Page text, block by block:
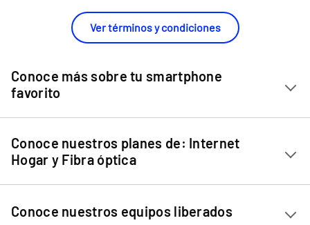
Ver términos y condiciones
Conoce más sobre tu smartphone
favorito
Chip Entel
Apple iPhone 11
Apple iPhone 12 Mini
Apple iPhone 13 Mini
Conoce nuestros planes de: Internet
Hogar y Fibra óptica
Internet Hogar
Fibra Óptica
Conoce nuestros equipos liberados